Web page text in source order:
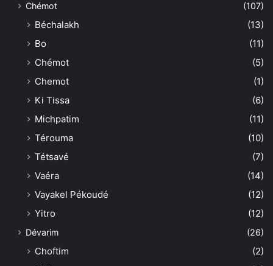
Chémot (107)
Béchalakh
(13)
Bo
(11)
Chémot
(5)
Chemot
(1)
Ki Tissa
(6)
Michpatim
(11)
Térouma
(10)
Tétsavé
(7)
Vaéra
(14)
Vayakel Pékoudé
(12)
Yitro
(12)
Dévarim (26)
Choftim
(2)